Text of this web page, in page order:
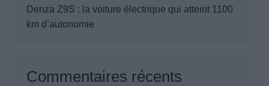
Denza Z9S : la voiture électrique qui atteint 1100
km d’autonomie
Commentaires récents